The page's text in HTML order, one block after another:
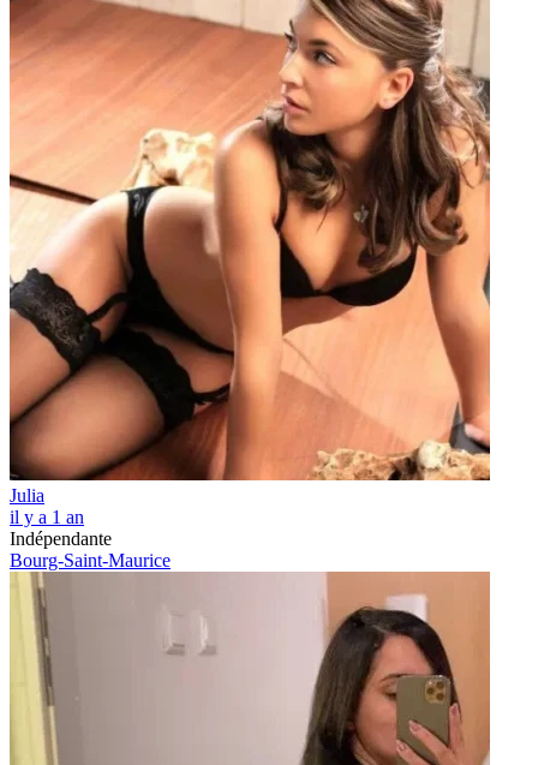
Julia
il y a 1 an
Indépendante
Bourg-Saint-Maurice